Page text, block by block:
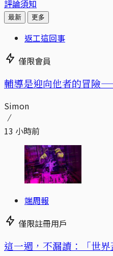
評論須知
最新 更多
返工這回事
僅限會員
輔導是迎向他者的冒險
Simon
13 小時前
端周報
僅限註冊用戶
這一週，不漏讀：「世